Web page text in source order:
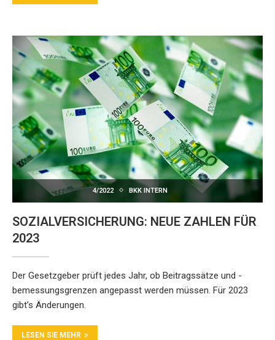
4/2022 BKK INTERN
SOZIALVERSICHERUNG: NEUE ZAHLEN FÜR
2023
Der Gesetzgeber prüft jedes Jahr, ob Beitragssätze und -
bemessungsgrenzen angepasst werden müssen. Für 2023
gibt’s Änderungen.
LESEN SIE MEHR